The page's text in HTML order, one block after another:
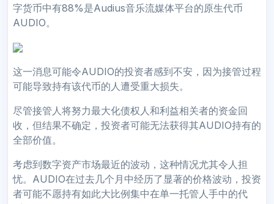
字货币中有88%是Audius音乐流媒体平台的原生代币
AUDIO。
这一消息可能令AUDIO的投资者感到不安，因为接管过程
可能导致持有该代币的人遭受重大损失。
尽管接管人将努力最大化债权人和利益相关者的资金回
收，但结果不确定，投资者可能无法获得其AUDIO持有的
全部价值。
考虑到数字资产市场最近的波动，这种情况尤其令人担
忧。AUDIO在过去几个月中经历了显著的价格波动，投资
者可能不愿持有如此大比例集中在单一托管人手中的代